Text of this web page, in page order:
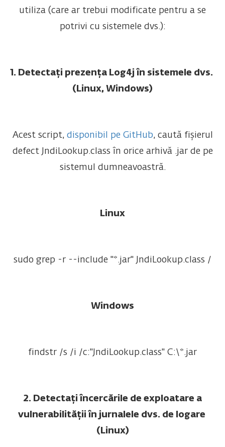
utiliza (care ar trebui modificate pentru a se
potrivi cu sistemele dvs.):
1. Detectați prezența Log4j în sistemele dvs.
(Linux, Windows)
Acest script, disponibil pe GitHub, caută fișierul
defect JndiLookup.class în orice arhivă .jar de pe
sistemul dumneavoastră.
Linux
sudo grep -r --include "*.jar" JndiLookup.class /
Windows
findstr /s /i /c:"JndiLookup.class" C:\*.jar
2. Detectați încercările de exploatare a
vulnerabilității în jurnalele dvs. de logare
(Linux)